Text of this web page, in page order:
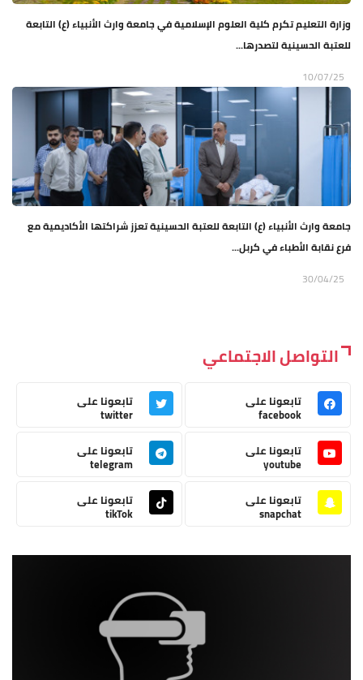
وزارة التعليم تكرم كلية العلوم الإسلامية في جامعة وارث الأنبياء (ع) التابعة
للعتبة الحسينية لتصدرها...
10/07/25
جامعة وارث الأنبياء (ع) التابعة للعتبة الحسينية تعزز شراكتها الأكاديمية مع
فرع نقابة الأطباء في كربل...
30/04/25
التواصل الاجتماعي
تابعونا على
facebook
تابعونا على
twitter
تابعونا على
youtube
تابعونا على
telegram
تابعونا على
snapchat
تابعونا على
tikTok